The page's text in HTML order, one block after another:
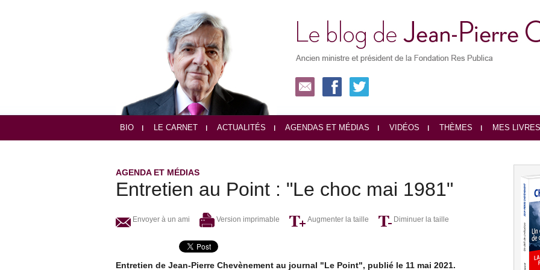
BIO LE CARNET ACTUALITÉS AGENDAS ET MÉDIAS VIDÉOS THÈMES MES LIVRES
AGENDA ET MÉDIAS
Entretien au Point : "Le choc mai 1981"
Envoyer à un ami Version imprimable Augmenter la taille Diminuer la taille
Entretien de Jean-Pierre Chevènement au journal "Le Point", publié le 11 mai 2021.